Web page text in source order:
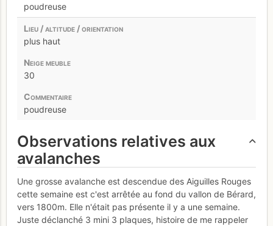
poudreuse
plus haut
30
poudreuse
Observations relatives aux
avalanches
Une grosse avalanche est descendue des Aiguilles Rouges
cette semaine est c'est arrêtée au fond du vallon de Bérard,
vers 1800m. Elle n'était pas présente il y a une semaine.
Juste déclanché 3 mini 3 plaques, histoire de me rappeler